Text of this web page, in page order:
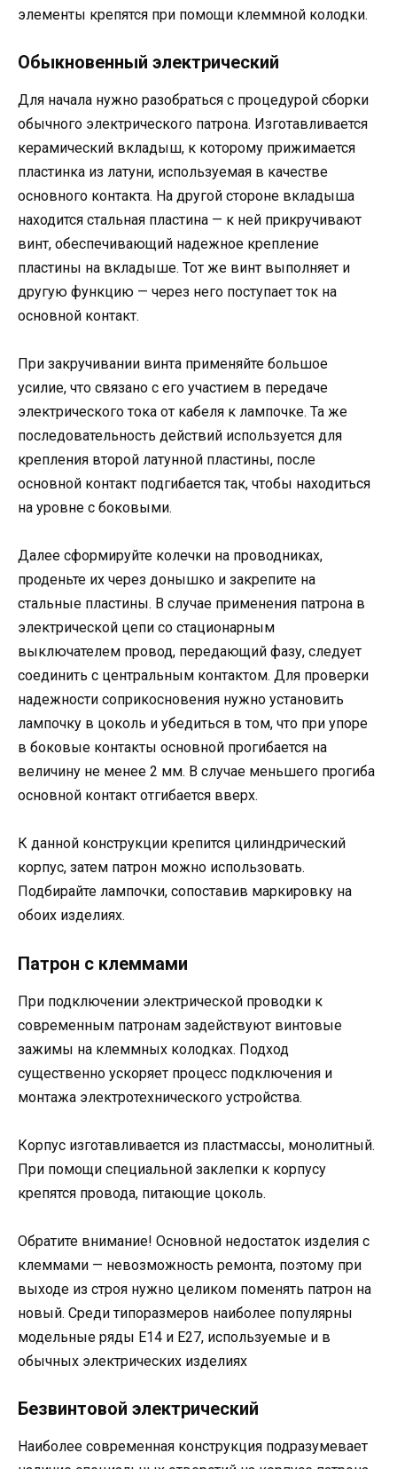
элементы крепятся при помощи клеммной колодки.
Обыкновенный электрический
Для начала нужно разобраться с процедурой сборки
обычного электрического патрона. Изготавливается
керамический вкладыш, к которому прижимается
пластинка из латуни, используемая в качестве
основного контакта. На другой стороне вкладыша
находится стальная пластина — к ней прикручивают
винт, обеспечивающий надежное крепление
пластины на вкладыше. Тот же винт выполняет и
другую функцию — через него поступает ток на
основной контакт.
При закручивании винта применяйте большое
усилие, что связано с его участием в передаче
электрического тока от кабеля к лампочке. Та же
последовательность действий используется для
крепления второй латунной пластины, после
основной контакт подгибается так, чтобы находиться
на уровне с боковыми.
Далее сформируйте колечки на проводниках,
проденьте их через донышко и закрепите на
стальные пластины. В случае применения патрона в
электрической цепи со стационарным
выключателем провод, передающий фазу, следует
соединить с центральным контактом. Для проверки
надежности соприкосновения нужно установить
лампочку в цоколь и убедиться в том, что при упоре
в боковые контакты основной прогибается на
величину не менее 2 мм. В случае меньшего прогиба
основной контакт отгибается вверх.
К данной конструкции крепится цилиндрический
корпус, затем патрон можно использовать.
Подбирайте лампочки, сопоставив маркировку на
обоих изделиях.
Патрон с клеммами
При подключении электрической проводки к
современным патронам задействуют винтовые
зажимы на клеммных колодках. Подход
существенно ускоряет процесс подключения и
монтажа электротехнического устройства.
Корпус изготавливается из пластмассы, монолитный.
При помощи специальной заклепки к корпусу
крепятся провода, питающие цоколь.
Обратите внимание! Основной недостаток изделия с
клеммами — невозможность ремонта, поэтому при
выходе из строя нужно целиком поменять патрон на
новый. Среди типоразмеров наиболее популярны
модельные ряды E14 и E27, используемые и в
обычных электрических изделиях
Безвинтовой электрический
Наиболее современная конструкция подразумевает